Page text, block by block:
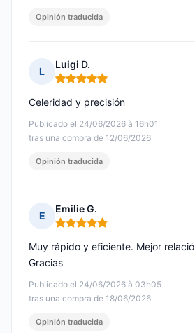
Opinión traducida
L
Luigi D.
Nota: 5 de 5
Publicado el 24/06/2026 à 16h01
tras una compra de 12/06/2026
Celeridad y precisión
Opinión traducida
E
Emilie G.
Nota: 5 de 5
Publicado el 24/06/2026 à 03h05
tras una compra de 18/06/2026
Muy rápido y eficiente. Mejor
Gracias
Opinión traducida